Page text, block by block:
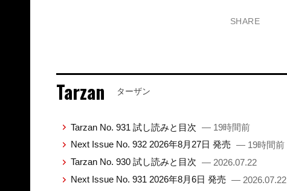
SHARE
Tarzan ターザン
Tarzan No. 931 試し読みと目次 — 19時間前
Next Issue No. 932 2026年8月27日 発売 — 19時間前
Tarzan No. 930 試し読みと目次 — 2026.07.22
Next Issue No. 931 2026年8月6日 発売 — 2026.07.22